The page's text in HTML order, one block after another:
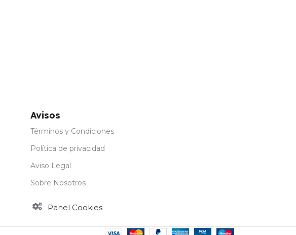
Avisos
Términos y Condiciones
Política de privacidad
Aviso Legal
Sobre Nosotros
Panel Cookies